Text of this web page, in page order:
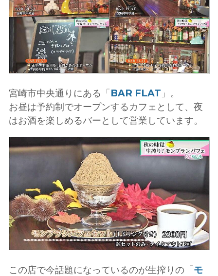
宮崎市中央通りにある「BAR FLAT 」。
お昼は予約制でオープンするカフェとして、夜
はお酒を楽しめるバーとして営業しています。
この店で今話題になっているのが生搾りの「モ